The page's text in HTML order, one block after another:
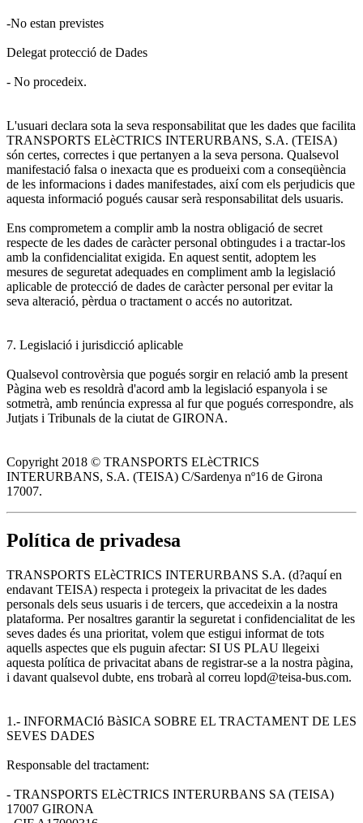
-No estan previstes
Delegat protecció de Dades
- No procedeix.
L'usuari declara sota la seva responsabilitat que les dades que facilita
TRANSPORTS ELèCTRICS INTERURBANS, S.A. (TEISA)
són certes, correctes i que pertanyen a la seva persona. Qualsevol
manifestació falsa o inexacta que es produeixi com a conseqüència
de les informacions i dades manifestades, així com els perjudicis que
aquesta informació pogués causar serà responsabilitat dels usuaris.
Ens comprometem a complir amb la nostra obligació de secret
respecte de les dades de caràcter personal obtingudes i a tractar-los
amb la confidencialitat exigida. En aquest sentit, adoptem les
mesures de seguretat adequades en compliment amb la legislació
aplicable de protecció de dades de caràcter personal per evitar la
seva alteració, pèrdua o tractament o accés no autoritzat.
7. Legislació i jurisdicció aplicable
Qualsevol controvèrsia que pogués sorgir en relació amb la present
Pàgina web es resoldrà d'acord amb la legislació espanyola i se
sotmetrà, amb renúncia expressa al fur que pogués correspondre, als
Jutjats i Tribunals de la ciutat de GIRONA.
Copyright 2018 © TRANSPORTS ELèCTRICS
INTERURBANS, S.A. (TEISA) C/Sardenya nº16 de Girona
17007.
Política de privadesa
TRANSPORTS ELèCTRICS INTERURBANS S.A. (d?aquí en
endavant TEISA) respecta i protegeix la privacitat de les dades
personals dels seus usuaris i de tercers, que accedeixin a la nostra
plataforma. Per nosaltres garantir la seguretat i confidencialitat de les
seves dades és una prioritat, volem que estigui informat de tots
aquells aspectes que els puguin afectar: SI US PLAU llegeixi
aquesta política de privacitat abans de registrar-se a la nostra pàgina,
i davant qualsevol dubte, ens trobarà al correu lopd@teisa-bus.com.
1.- INFORMACIó BàSICA SOBRE EL TRACTAMENT DE LES
SEVES DADES
Responsable del tractament:
- TRANSPORTS ELèCTRICS INTERURBANS SA (TEISA)
17007 GIRONA